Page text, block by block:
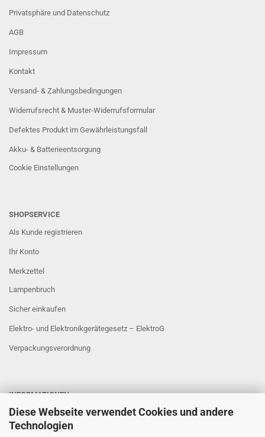
Diese Webseite verwendet Cookies und andere
Technologien
Privatsphäre und Datenschutz
AGB
Impressum
Kontakt
Versand- & Zahlungsbedingungen
Widerrufsrecht & Muster-Widerrufsformular
Defektes Produkt im Gewährleistungsfall
Akku- & Batterieentsorgung
Cookie Einstellungen
SHOPSERVICE
Als Kunde registrieren
Ihr Konto
Merkzettel
Lampenbruch
Sicher einkaufen
Elektro- und Elektronikgerätegesetz – ElektroG
Verpackungsverordnung
INFORMATIONEN
Sicher Einkaufen